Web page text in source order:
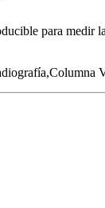
para medir